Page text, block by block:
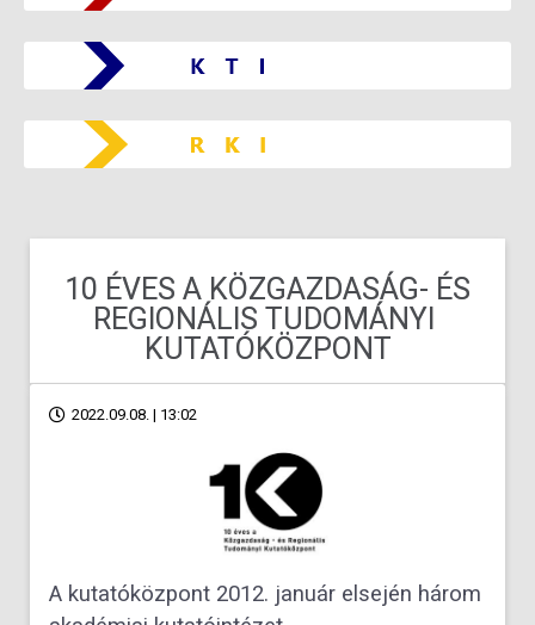
10 ÉVES A KÖZGAZDASÁG- ÉS
REGIONÁLIS TUDOMÁNYI
KUTATÓKÖZPONT
2022.09.08. | 13:02
A kutatóközpont 2012. január elsején három